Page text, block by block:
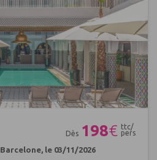
Dès 198€ ttc/
pers
Barcelone, le 03/11/2026